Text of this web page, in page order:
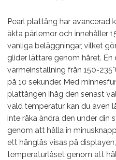
Pearl plattång har avancerad
äkta pärlemor och innehåller
vanliga beläggningar, vilket
glider lättare genom håret.
värmeinställning från 150-
på 10 sekunder. Med
plattången ihåg den senast
vald temperatur kan du även
inte råka ändra den under din
genom att hålla in
ett hänglås visas på
temperaturlåset genom att